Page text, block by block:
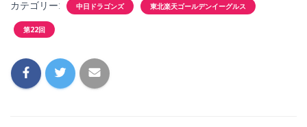
カテゴリー: 中日ドラゴンズ 東北楽天ゴールデンイーグルス
第22回